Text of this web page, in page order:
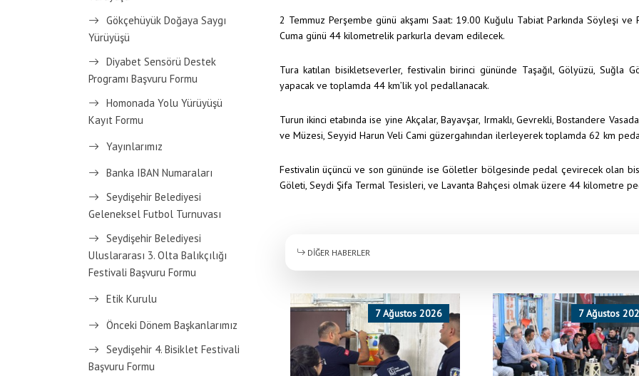
Gökçehüyük Doğaya Saygı
Yürüyüşü
Diyabet Sensörü Destek
Programı Başvuru Formu
Homonada Yolu Yürüyüşü
Kayıt Formu
Yayınlarımız
Banka IBAN Numaraları
Seydişehir Belediyesi
Geleneksel Futbol Turnuvası
Seydişehir Belediyesi
Uluslararası 3. Olta Balıkçılığı
Festivali Başvuru Formu
Etik Kurulu
Önceki Dönem Başkanlarımız
Seydişehir 4. Bisiklet Festivali
Başvuru Formu
2 Temmuz Perşembe günü akşamı Saat: 19.00 Kuğulu Tabiat Parkında Söyleşi
Cuma günü 44 kilometrelik parkurla devam edilecek.
Tura katılan bisikletseverler, festivalin birinci gününde Taşağıl, Gölyüzü, Suğla
yapacak ve toplamda 44 km’lik yol pedallanacak.
Turun ikinci etabında ise yine Akçalar, Bayavşar, Irmaklı, Gevrekli, Bostandere
ve Müzesi, Seyyid Harun Veli Cami güzergahından ilerleyerek toplamda 62 km
Festivalin üçüncü ve son gününde ise Göletler bölgesinde pedal çevirecek olan
Göleti, Seydi Şifa Termal Tesisleri, ve Lavanta Bahçesi olmak üzere 44 kilometre
DİĞER HABERLER
7 Ağustos 2026 7 Ağustos